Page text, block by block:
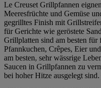
Le Creuset Grillpfannen
Meeresfrüchte und Gemüse
gegrilltes Finish mit
für Gerichte wie geröstete
Grillplatten sind am besten für
Pfannkuchen, Crêpes, Eier
am besten, sehr wässrige
Saucen in Grillpfannen zu
bei hoher Hitze ausgelegt sind.